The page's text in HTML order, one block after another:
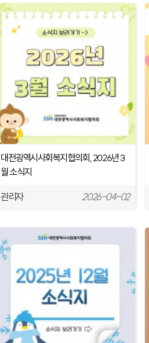
대전굉역시사회복지협의회, 2026년 3
월 소식지
관리자 2026-04-02